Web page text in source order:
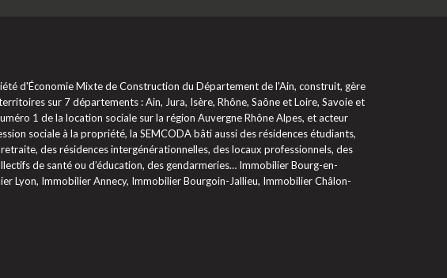
d'Économie Mixte de Construction du Département de l'Ain, construit, gère
sur 7 départements : Ain, Jura, Isère, Rhône, Saône et Loire, Savoie et
1 de la location sociale sur la région Auvergne Rhône Alpes, et acteur
sociale à la propriété, la SEMCODA bâti aussi des résidences étudiants,
des résidences intergénérationnelles, des locaux professionnels, des
de santé ou d’éducation, des gendarmeries… Immobilier Bourg-en-
Lyon, Immobilier Annecy, Immobilier Bourgoin-Jallieu, Immobilier Châlon-
avec les réglementations. Personnalisez vos préférences pour contrôler la